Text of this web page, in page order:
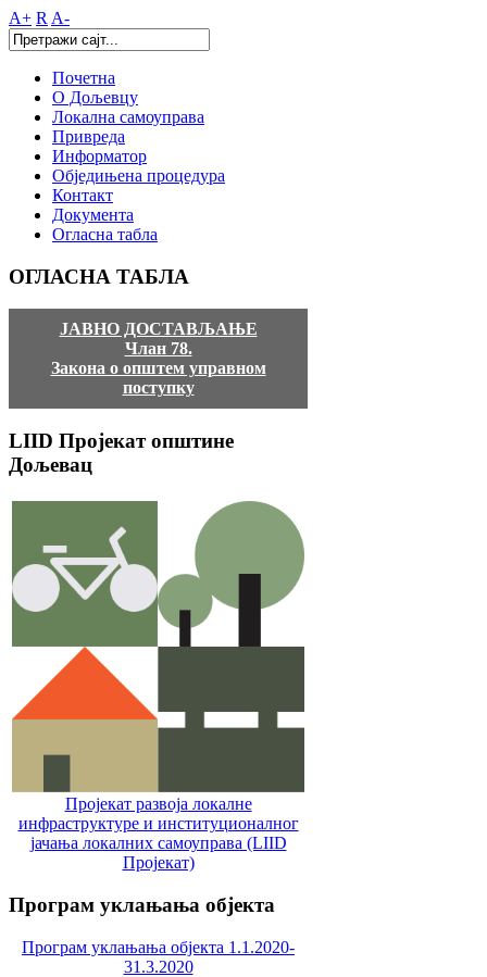
A+ R A-
Почетна
О Дољевцу
Локална самоуправа
Привреда
Информатор
Обједињена процедура
Контакт
Документа
Огласна табла
ОГЛАСНА ТАБЛА
ЈАВНО ДОСТАВЉАЊЕ
Члан 78.
Закона о општем управном
поступку
LIID Пројекат општине
Дољевац
Пројекат развоја локалне
инфраструктуре и институционалног
јачања локалних самоуправa (LIID
Пројекат)
Програм уклањања објекта
Програм уклањања објекта 1.1.2020-
31.3.2020